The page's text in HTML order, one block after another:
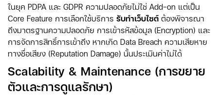
ในยุค PDPA และ GDPR ความปลอดภัยไม่ใช่ Add-on แต่เป็น
Core Feature การเลือกใช้บริการ รับทำเว็บไซต์ ต้องพิจารณา
ถึงมาตรฐานความปลอดภัย การเข้ารหัสข้อมูล (Encryption) และ
การจัดการสิทธิ์การเข้าถึง หากเกิด Data Breach ความเสียหาย
ทางชื่อเสียง (Reputation Damage) นั้นประเมินค่าไม่ได้
Scalability & Maintenance (การขยาย
ตัวและการดูแลรักษา)